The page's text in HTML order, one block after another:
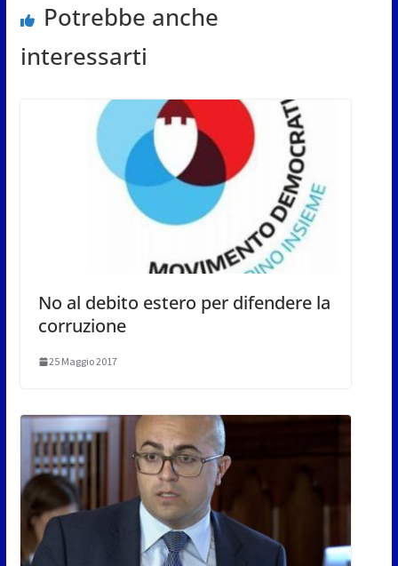
Potrebbe anche
interessarti
No al debito estero per difendere la
corruzione
25 Maggio 2017